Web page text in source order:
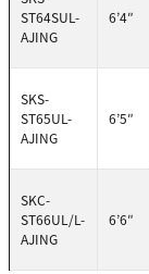
ST64SUL-
AJING
6’4″
SKS-
ST65UL-
AJING
6’5″
SKC-
ST66UL/L-
AJING
6’6″